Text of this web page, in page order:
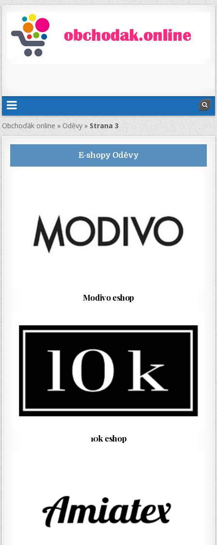
Obchoďák online»Oděvy»Strana 3
E-shopy Oděvy
Modivo eshop
10k eshop